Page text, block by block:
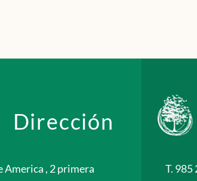
Dirección
America , 2 primera
T. 985